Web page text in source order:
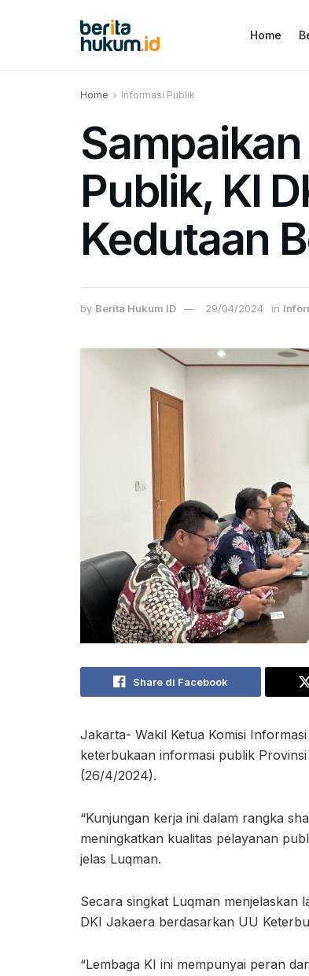
Home
Home Informasi Publik
Publik, KI
Kedutaan
by Berita Hukum ID 29/04/2024 in
Share di Facebook
Jakarta- Wakil Ketua Komisi
keterbukaan informasi publik
(26/4/2024).
“Kunjungan kerja ini dalam rangka
meningkatkan kualitas pelayanan
jelas Luqman.
Secara singkat Luqman menjelaskan
DKI Jakaera berdasarkan UU
“Lembaga KI ini mempunyai peran